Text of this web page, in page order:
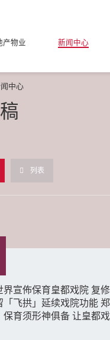
产物业 新闻中心
中心
列表
界宣佈保育皇都戏院 复
「飞拱」延续戏院功能
保育须形神俱备 让皇都